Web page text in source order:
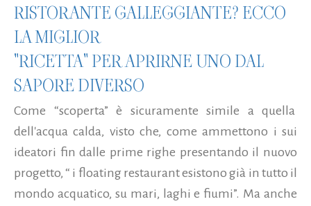
RISTORANTE GALLEGGIANTE? ECCO
LA MIGLIOR
"RICETTA" PER APRIRNE UNO DAL
SAPORE DIVERSO
Come “scoperta” è sicuramente simile a quella
dell'acqua calda, visto che, come ammettono i sui
ideatori fin dalle prime righe presentando il nuovo
progetto, “ i floating restaurant esistono già in tutto il
mondo acquatico, su mari, laghi e fiumi”. Ma anche